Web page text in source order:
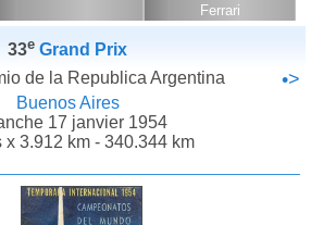
Ferrari
33e Grand Prix
de la Republica Argentina •>
Buenos Aires
17 janvier 1954
x 3.912 km - 340.344 km